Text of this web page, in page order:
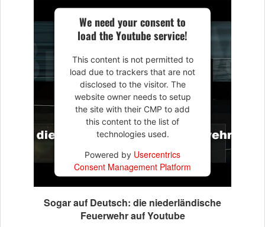
We need your consent to
load the Youtube service!
This content is not permitted to
load due to trackers that are not
disclosed to the visitor. The
website owner needs to setup
the site with their CMP to add
this content to the list of
technologies used.
Powered by Usercentrics
Consent Management Platform
Sogar auf Deutsch: die niederländische
Feuerwehr auf Youtube